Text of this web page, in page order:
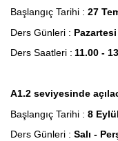
Başlangıç Tarihi : 27
Ders Günleri :
Ders Saatleri : 11.00 -
A1.2 seviyesinde
Başlangıç Tarihi : 8
Ders Günleri : Salı -